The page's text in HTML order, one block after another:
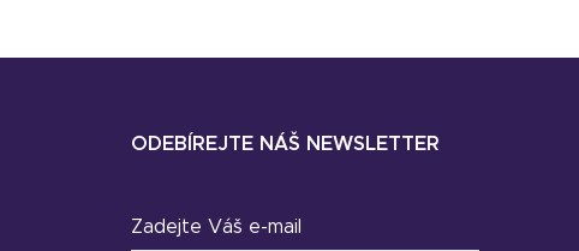
ODEBÍREJTE NÁŠ NEWSLETTER
Zadejte Váš e-mail